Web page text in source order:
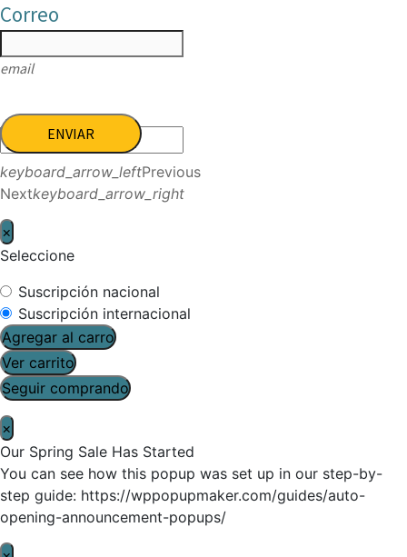
Correo
email
ENVIAR
keyboard_arrow_leftPrevious
Nextkeyboard_arrow_right
×
Seleccione
Suscripción nacional
Suscripción internacional
Agregar al carro
Ver carrito
Seguir comprando
×
Our Spring Sale Has Started
You can see how this popup was set up in our step-by-
step guide: https://wppopupmaker.com/guides/auto-
opening-announcement-popups/